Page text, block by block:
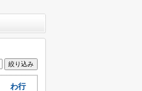
わ行